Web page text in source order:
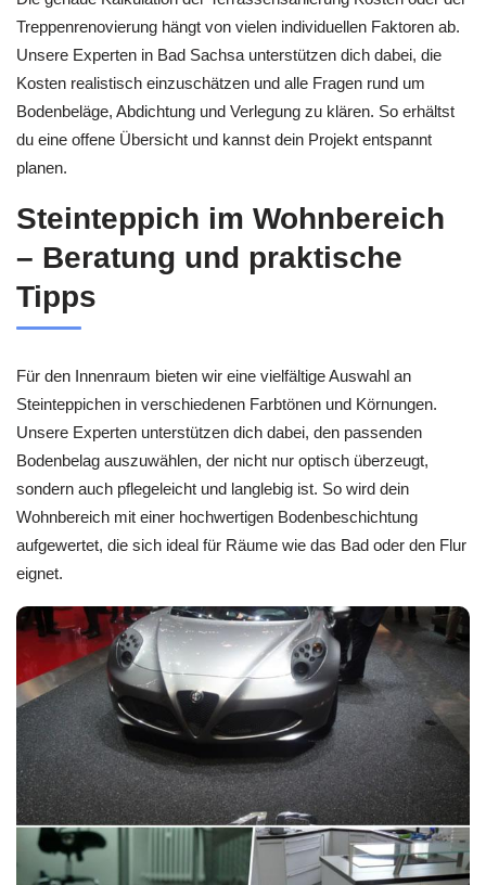
Treppenrenovierung hängt von vielen individuellen Faktoren ab.
Unsere Experten in Bad Sachsa unterstützen dich dabei, die
Kosten realistisch einzuschätzen und alle Fragen rund um
Bodenbeläge, Abdichtung und Verlegung zu klären. So erhältst
du eine offene Übersicht und kannst dein Projekt entspannt
planen.
Steinteppich im Wohnbereich
– Beratung und praktische
Tipps
Für den Innenraum bieten wir eine vielfältige Auswahl an
Steinteppichen in verschiedenen Farbtönen und Körnungen.
Unsere Experten unterstützen dich dabei, den passenden
Bodenbelag auszuwählen, der nicht nur optisch überzeugt,
sondern auch pflegeleicht und langlebig ist. So wird dein
Wohnbereich mit einer hochwertigen Bodenbeschichtung
aufgewertet, die sich ideal für Räume wie das Bad oder den Flur
eignet.